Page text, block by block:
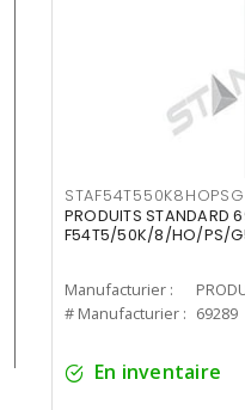
PRODUITS STANDARD
F54T5/50K/8/HO/PS/
Manufacturier :
# Manufacturier : 69289
En inventaire